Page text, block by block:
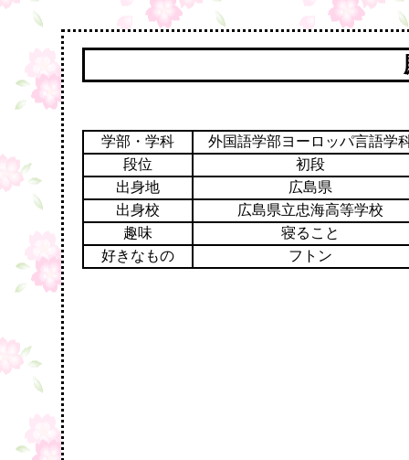
学部・学科
外国語学部ヨーロッパ言語学
段位
初段
出身地
広島県
出身校
広島県立忠海高等学校
趣味
寝ること
好きなもの
フトン